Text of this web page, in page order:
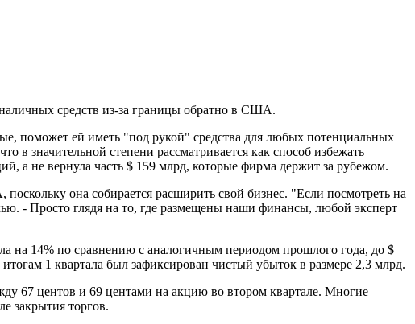
средств из-за границы обратно в США.
поможет ей иметь "под рукой" средства для любых потенциальных
в значительной степени рассматривается как способ избежать
а не вернула часть $ 159 млрд, которые фирма держит за рубежом.
она собирается расширить свой бизнес. "Если посмотреть на
- Просто глядя на то, где размещены наши финансы, любой эксперт
на 14% по сравнению с аналогичным периодом прошлого года, до $
1 квартала был зафиксирован чистый убыток в размере 2,3 млрд.
67 центов и 69 центами на акцию во втором квартале. Многие
закрытия торгов.